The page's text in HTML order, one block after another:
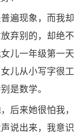
遍现象，而我却
弃别的，却绝不
儿一年级第一天
儿从小写字很工
是数学。
后来她很怕我，
说出来，我意识